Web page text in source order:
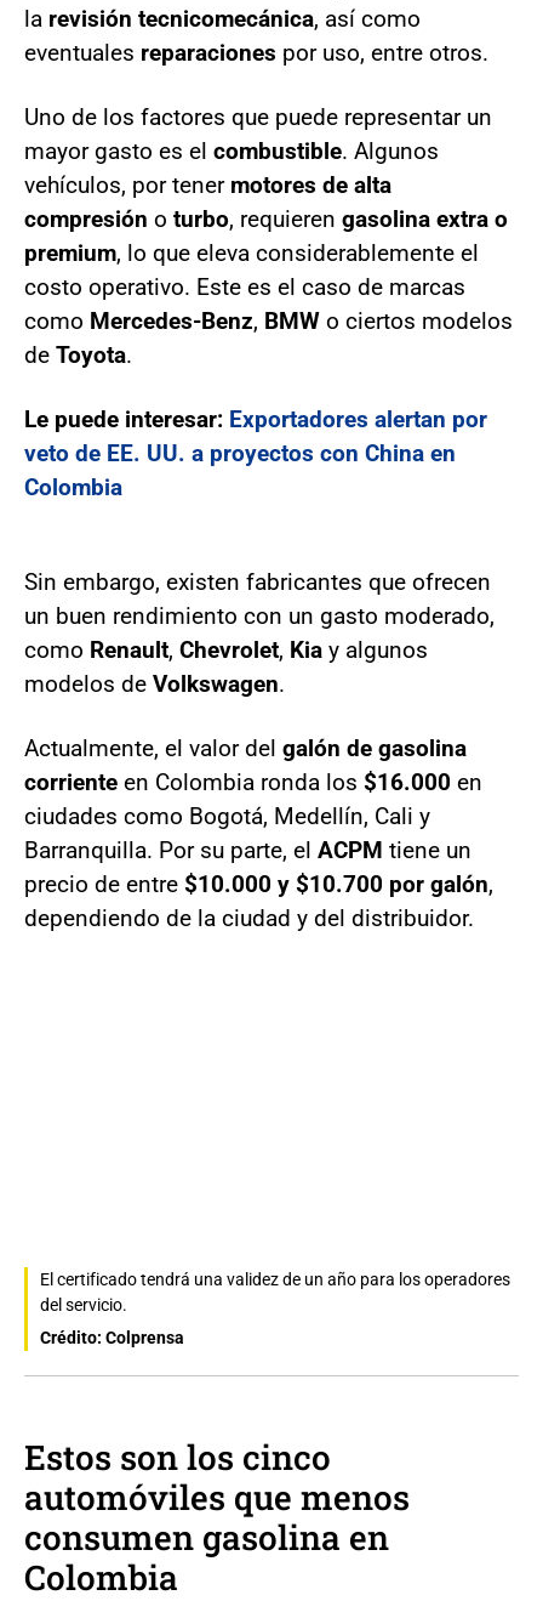
la revisión tecnicomecánica, así como
eventuales reparaciones por uso, entre otros.
Uno de los factores que puede representar un
mayor gasto es el combustible. Algunos
vehículos, por tener motores de alta
compresión o turbo, requieren gasolina extra o
premium, lo que eleva considerablemente el
costo operativo. Este es el caso de marcas
como Mercedes-Benz, BMW o ciertos modelos
de Toyota.
Le puede interesar: Exportadores alertan por
veto de EE. UU. a proyectos con China en
Colombia
Sin embargo, existen fabricantes que ofrecen
un buen rendimiento con un gasto moderado,
como Renault, Chevrolet, Kia y algunos
modelos de Volkswagen.
Actualmente, el valor del galón de gasolina
corriente en Colombia ronda los $16.000 en
ciudades como Bogotá, Medellín, Cali y
Barranquilla. Por su parte, el ACPM tiene un
precio de entre $10.000 y $10.700 por galón,
dependiendo de la ciudad y del distribuidor.
El certificado tendrá una validez de un año para los operadores
del servicio.
Crédito: Colprensa
Estos son los cinco
automóviles que menos
consumen gasolina en
Colombia